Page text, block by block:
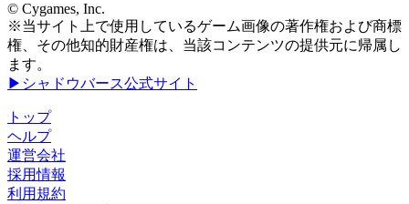
© Cygames, Inc.
※当サイト上で使用しているゲーム画像の著作権および商標
権、その他知的財産権は、当該コンテンツの提供元に帰属し
ます。
▶シャドウバース公式サイト
トップ
ヘルプ
運営会社
採用情報
利用規約